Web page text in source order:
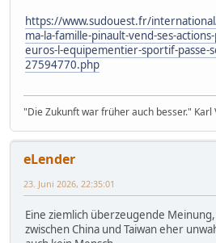
https://www.sudouest.fr/
ma-la-famille-pinault-vend-ses-
euros-l-equipementier-sportif-passe-
27594770.php
"Die Zukunft war früher auch besser." Karl
eLender
23. Juni 2026, 22:35:01
Eine ziemlich überzeugende
zwischen China und Taiwan eher